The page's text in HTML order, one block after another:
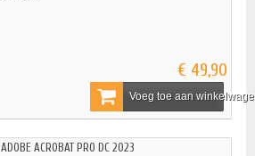
€ 49,90
Voeg toe aan
ADOBE ACROBAT PRO DC 2023